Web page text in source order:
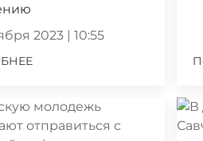
2023 | 10:55